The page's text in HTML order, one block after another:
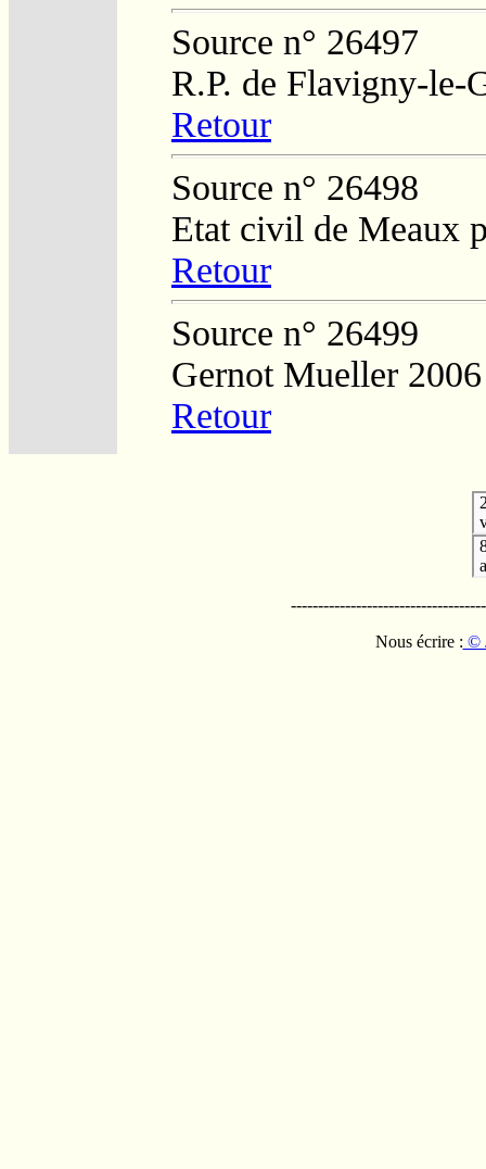
Source n° 26497
R.P. de Flavigny-le-
Retour
Source n° 26498
Etat civil de Meaux
Retour
Source n° 26499
Gernot Mueller 2006
Retour
Nous écrire : ©